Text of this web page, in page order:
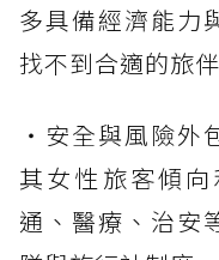
多具備經濟能力
找不到合適的旅伴
・安全與風險外
其女性旅客傾
通、醫療、治安